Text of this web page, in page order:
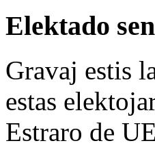
Elektado
Gravaj estis
estas
Estraro de